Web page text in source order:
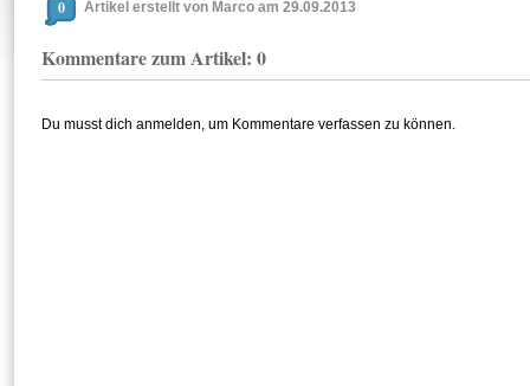
0 Artikel erstellt von Marco am 29.09.2013
Kommentare zum Artikel: 0
Du musst dich anmelden, um Kommentare verfassen zu können.